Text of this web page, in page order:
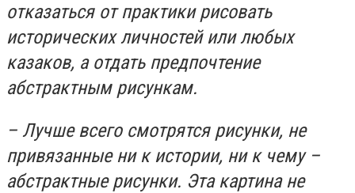
отказаться от практики рисовать
исторических личностей или любых
казаков, а отдать предпочтение
абстрактным рисункам.
– Лучше всего смотрятся рисунки, не
привязанные ни к истории, ни к чему –
абстрактные рисунки. Эта картина не